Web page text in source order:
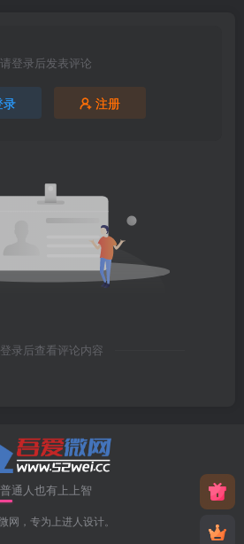
请登录后发表评论
录 注册
录后查看评论内容
普通人也有上上智
网，专为上进人设计。